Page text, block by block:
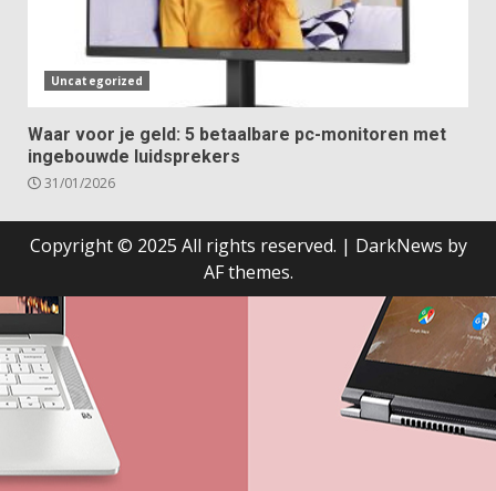
Uncategorized
Waar voor je geld: 5 betaalbare pc-monitoren met
ingebouwde luidsprekers
31/01/2026
Copyright © 2025 All rights reserved. | DarkNews by
AF themes.